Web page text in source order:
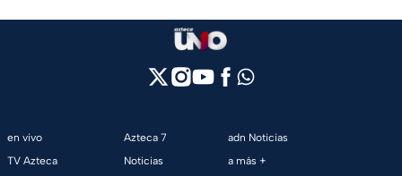
en vivo
TV Azteca
Azteca 7
Noticias
adn Noticias
a más +